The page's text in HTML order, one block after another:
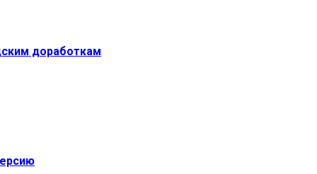
доработкам